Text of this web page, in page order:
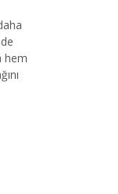
hem